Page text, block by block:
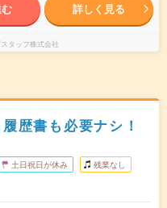
詳しく見る
タッフ株式会社
歴書も必要ナシ！
土日祝日が休み 残業なし